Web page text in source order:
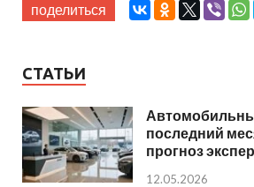
поделиться
СТАТЬИ
последний
прогноз
12.05.2026